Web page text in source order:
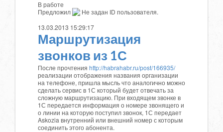
В работе
Предложил
Не задан ID пользователя.
13.03.2013 15:29:17
Маршрутизация
звонков из 1С
После прочтения http://habrahabr.ru/post/166935/
реализации отображения названия организации
на телефоне, пришла мысль что аналогично можно
сделать сервис в 1С который будет отвечать за
сложную маршрутизацию. При входящем звонке в
1С передается информация о номере звонящего и
о линии на которую поступил звонок, 1С передает
Askozia внутренний или внешний номер с которым
соединить этого абонента.